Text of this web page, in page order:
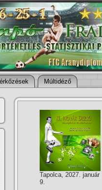
Múltidéző
Tapolca, 2027. január
9.